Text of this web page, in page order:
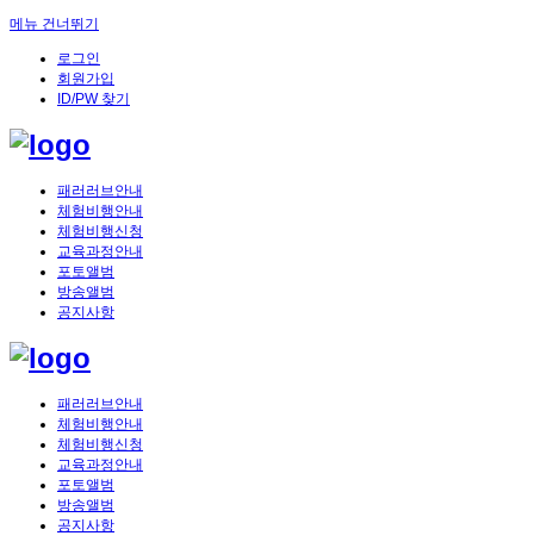
메뉴 건너뛰기
로그인
회원가입
ID/PW 찾기
패러러브안내
체험비행안내
체험비행신청
교육과정안내
포토앨범
방송앨범
공지사항
패러러브안내
체험비행안내
체험비행신청
교육과정안내
포토앨범
방송앨범
공지사항